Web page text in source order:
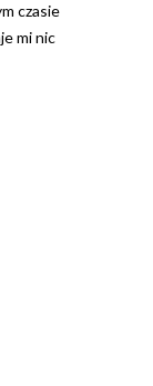
czasie
mi nic